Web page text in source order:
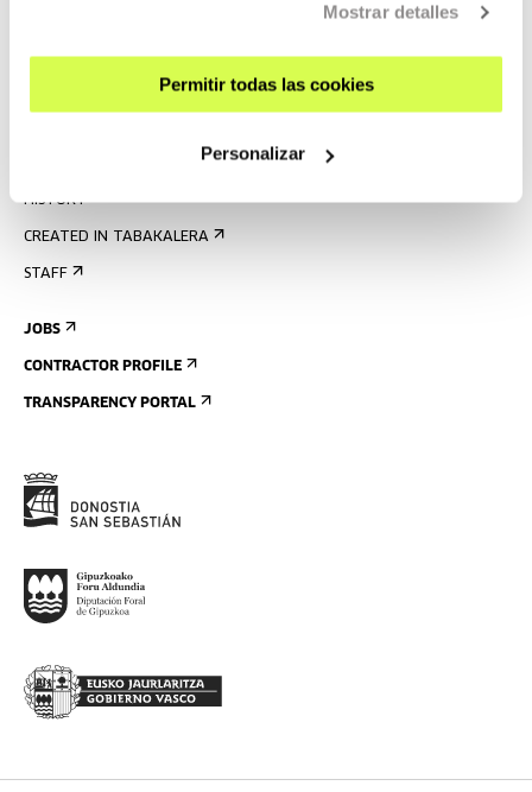
Mostrar detalles
Permitir todas las cookies
Personalizar
HISTORY
CREATED IN TABAKALERA
STAFF
JOBS
CONTRACTOR PROFILE
TRANSPARENCY PORTAL